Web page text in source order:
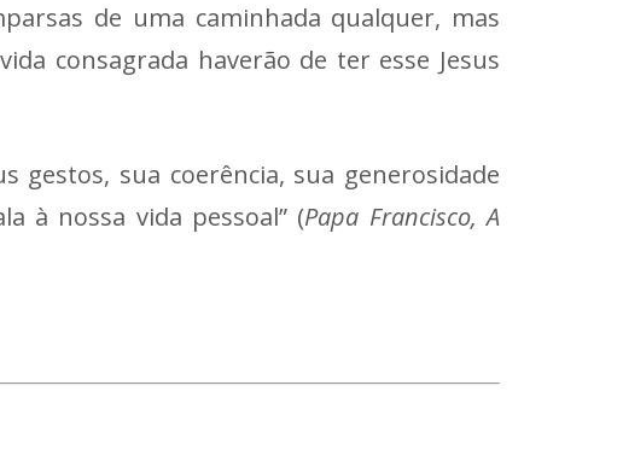
de uma caminhada qualquer, mas
consagrada haverão de ter esse Jesus
gestos, sua coerência, sua generosidade
à nossa vida pessoal” (Papa Francisco, A